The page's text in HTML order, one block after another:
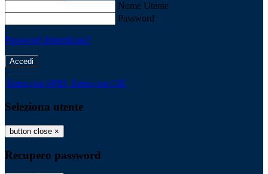
Nome Utente
Password
Password dimenticata?
-
Entra con SPID Entra con CIE
Seleziona utente
button close ×
Recupero password